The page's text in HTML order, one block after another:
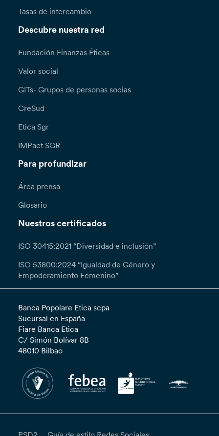
Tasas de intercambio
Descubre nuestra red
Fundación Finanzas Éticas
Valor social
GITs- Grupos de personas socias
CreSud
Etica Sgr
IMPact SGR
Para profundizar
Área prensa
Glosario
Nuestros certificados
ISO 30415:2021 “Diversidad e inclusión”
ISO 53800:2024 “Igualdad de Género y
Empoderamiento Femenino”
Banca Popolare Etica scpa
Sucursal en España
Fiare Banca Etica
C/ Simón Bolívar 8B
48010 Bilbao